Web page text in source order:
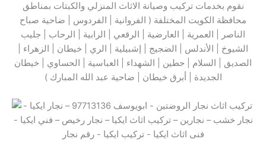
نقوم بخدمات تركيب وصيانة الاثاث المنزلي والكبتات بمناطق
محافظة الكويت المختلفة ( الفروانية | الفردوس | ضاحية صباح
الناصر | العمرية | العارضية | الرقعي | الرابية | الرحاب | جليب
الشيوخ | الأندلس | الضجيج | إشبيلية | الري | خيطان | الزهراء |
الصديق | السلام | حطين | الشهداء | العباسية | الحساوي | خيطان
الجديدة | أبرق خيطان | ضاحية عبد الله المبارك )